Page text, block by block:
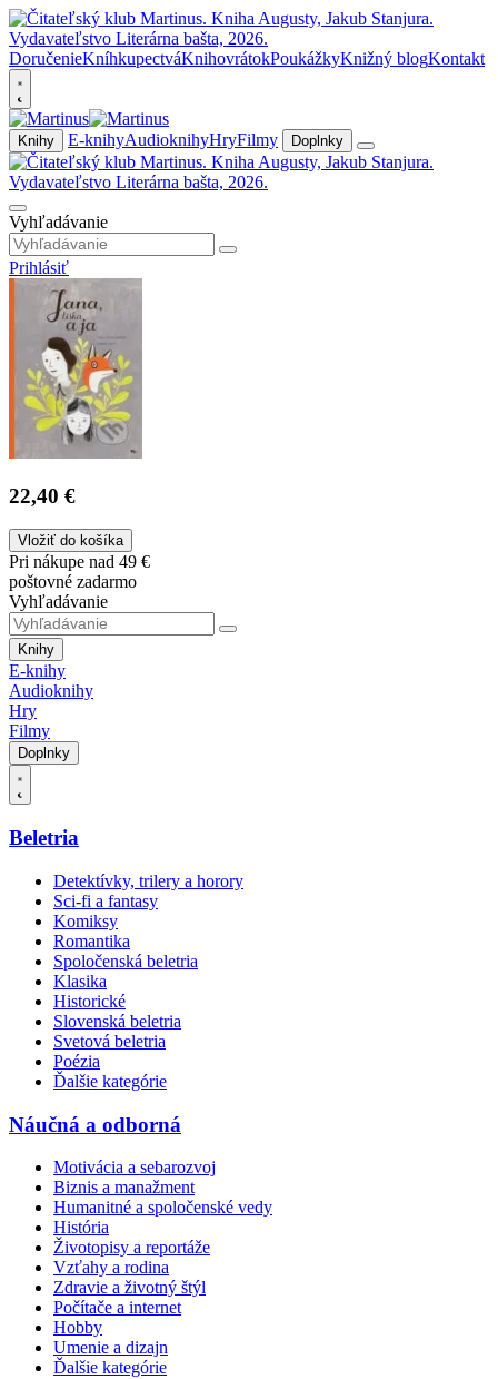
DoručenieKníhkupectváKnihovrátokPoukážkyKnižný blogKontakt
Knihy E-knihyAudioknihyHryFilmy Doplnky
Vyhľadávanie
Prihlásiť
22,40 €
Vložiť do košíka
Pri nákupe nad 49 €
poštovné zadarmo
Vyhľadávanie
Knihy
E-knihy
Audioknihy
Hry
Filmy
Doplnky
Beletria
Detektívky, trilery a horory
Sci-fi a fantasy
Komiksy
Romantika
Spoločenská beletria
Klasika
Historické
Slovenská beletria
Svetová beletria
Poézia
Ďalšie kategórie
Náučná a odborná
Motivácia a sebarozvoj
Biznis a manažment
Humanitné a spoločenské vedy
História
Životopisy a reportáže
Vzťahy a rodina
Zdravie a životný štýl
Počítače a internet
Hobby
Umenie a dizajn
Ďalšie kategórie